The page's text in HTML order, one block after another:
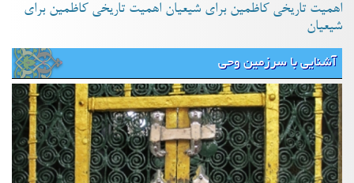
اهمیت تاریخی کاظمین برای شیعیان اهمیت تاریخی کاظمین برای
شیعیان
آشنایی با سرزمین وحی